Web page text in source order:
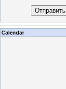
Отправить
Calendar